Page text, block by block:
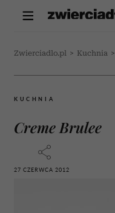
Zwierciadlo.pl > Kuchnia >
KUCHNIA
Creme Brulee
27 CZERWCA 2012